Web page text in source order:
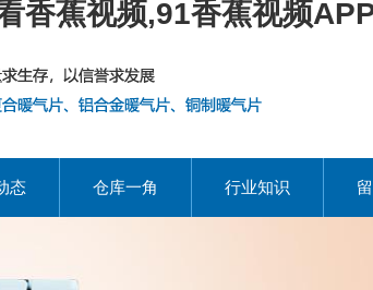
香蕉视频,91香蕉视频
态 仓库一角 行业知识